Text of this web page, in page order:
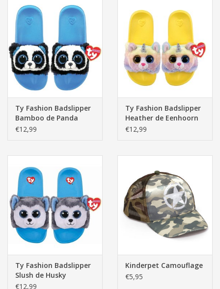
Ty Fashion Badslipper
Bamboo de Panda
€12,99
Ty Fashion Badslipper
Heather de Eenhoorn
Kat
€12,99
Ty Fashion Badslipper
Slush de Husky
€12,99
Kinderpet Camouflage
€5,95